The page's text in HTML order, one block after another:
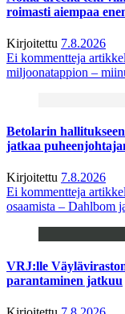
roimasti aiempaa
Kirjoitettu 7.8.2026
Ei kommentteja
miljoonatappion –
Betolarin
jatkaa
Kirjoitettu 7.8.2026
Ei kommentteja
osaamista – Dahlbom
VRJ:lle
parantaminen jatkuu